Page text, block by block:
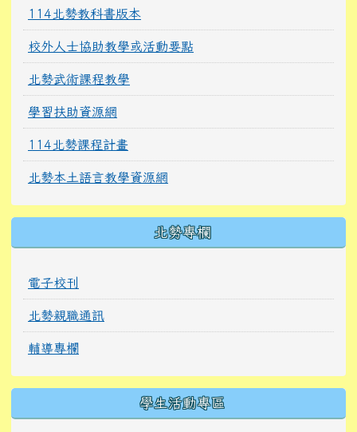
114北勢教科書版本
校外人士協助教學或活動要點
北勢武術課程教學
學習扶助資源網
114北勢課程計畫
北勢本土語言教學資源網
北勢專欄
電子校刊
北勢親職通訊
輔導專欄
學生活動專區